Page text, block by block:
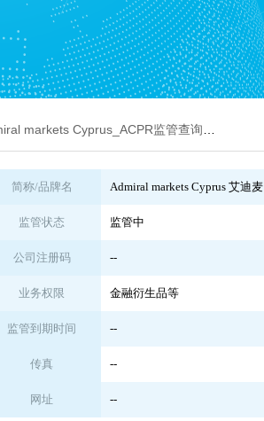
markets Cyprus_ACPR监管查询截图2]
简称/品牌名 Admiral markets Cyprus 艾迪麦
监管状态 监管中
公司注册码 --
业务权限 金融衍生品等
监管到期时间 --
传真 --
网址 --